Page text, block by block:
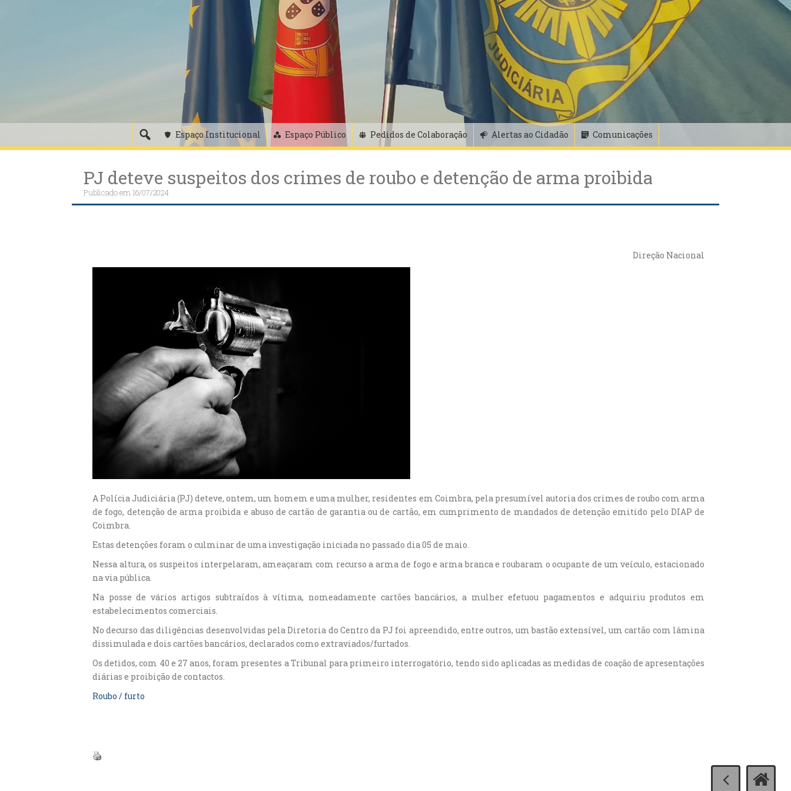
Espaço Institucional Espaço Público Pedidos de Colaboração Alertas ao Cidadão Comunicações
PJ deteve suspeitos dos crimes de roubo e detenção de arma proibida
Publicado em16/07/2024
Direção Nacional
A Polícia Judiciária (PJ) deteve, ontem, um homem e uma mulher, residentes em Coimbra, pela presumível autoria dos crimes de roubo com arma
de fogo, detenção de arma proibida e abuso de cartão de garantia ou de cartão, em cumprimento de mandados de detenção emitido pelo DIAP de
Coimbra.
Estas detenções foram o culminar de uma investigação iniciada no passado dia 05 de maio.
Nessa altura, os suspeitos interpelaram, ameaçaram com recurso a arma de fogo e arma branca e roubaram o ocupante de um veículo, estacionado
na via pública.
Na posse de vários artigos subtraídos à vítima, nomeadamente cartões bancários, a mulher efetuou pagamentos e adquiriu produtos em
estabelecimentos comerciais.
No decurso das diligências desenvolvidas pela Diretoria do Centro da PJ foi apreendido, entre outros, um bastão extensível, um cartão com lâmina
dissimulada e dois cartões bancários, declarados como extraviados/furtados.
Os detidos, com 40 e 27 anos, foram presentes a Tribunal para primeiro interrogatório, tendo sido aplicadas as medidas de coação de apresentações
diárias e proibição de contactos.
Roubo / furto